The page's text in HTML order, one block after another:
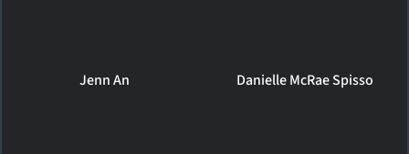
Jenn An Danielle McRae Spisso